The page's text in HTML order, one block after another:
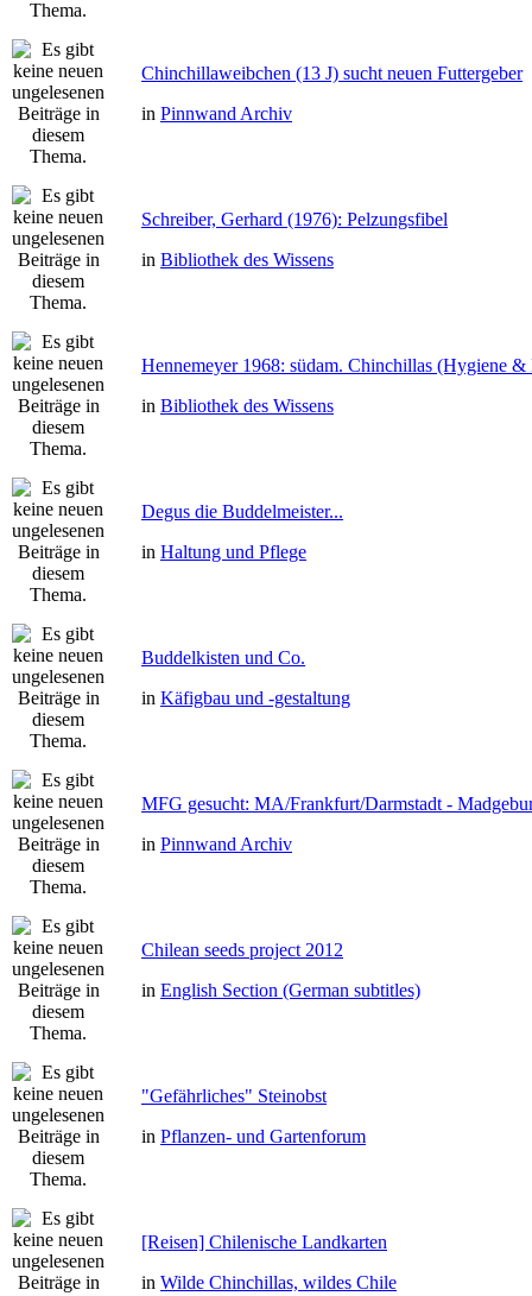
Chinchillaweibchen (13 J) sucht neuen Futtergeber
in Pinnwand Archiv
Schreiber, Gerhard (1976): Pelzungsfibel
in Bibliothek des Wissens
Hennemeyer 1968: südam. Chinchillas (Hygiene
in Bibliothek des Wissens
Degus die Buddelmeister...
in Haltung und Pflege
Buddelkisten und Co.
in Käfigbau und -gestaltung
MFG gesucht: MA/Frankfurt/Darmstadt -
in Pinnwand Archiv
Chilean seeds project 2012
in English Section (German subtitles)
"Gefährliches" Steinobst
in Pflanzen- und Gartenforum
[Reisen] Chilenische Landkarten
in Wilde Chinchillas, wildes Chile